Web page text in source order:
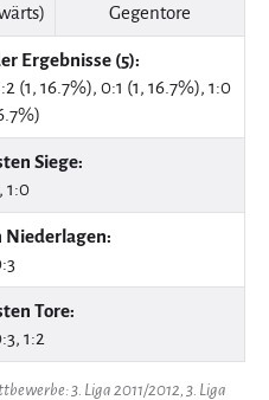
Gegentore
Ergebnisse (5):
(1, 16.7%), 0:1 (1, 16.7%), 1:0
Siege:
1:0
Niederlagen:
Tore:
1:2
3. Liga 2011/2012, 3. Liga